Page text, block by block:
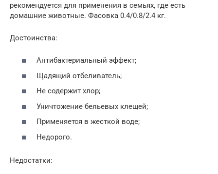
рекомендуется для применения в семьях, где есть
домашние животные. Фасовка 0.4/0.8/2.4 кг.
Достоинства:
Антибактериальный эффект;
Щадящий отбеливатель;
Не содержит хлор;
Уничтожение бельевых клещей;
Применяется в жесткой воде;
Недорого.
Недостатки: